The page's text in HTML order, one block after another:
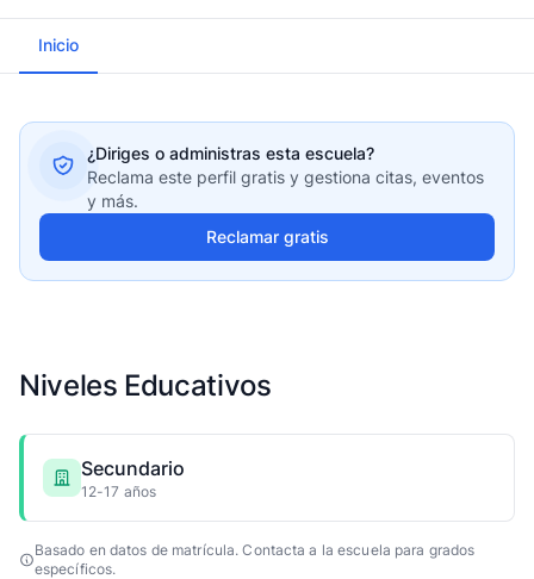
Inicio
¿Diriges o administras esta escuela?
Reclama este perfil gratis y gestiona citas, eventos
y más.
Reclamar gratis
Niveles Educativos
Secundario
12-17 años
Basado en datos de matrícula. Contacta a la escuela para grados
específicos.